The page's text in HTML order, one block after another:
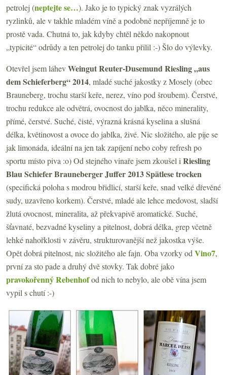
petrolej (neptejte se…). Jako je to typický znak vyzrálých
ryzlinků, ale v takhle mladém víně a podobně nepříjemně je to
prostě vada. Chutná to, jak kdyby chtěl někdo nakopnout
„typicité“ odrůdy a ten petrolej do tanku přilil :-) Šlo do výlevky.
Otevřel jsem láhevWeingut Reuter-Dusemund Riesling „aus
dem Schieferberg“ 2014, mladé suché jakostky z Mosely (obec
Brauneberg, trochu starší keře, nerez, víno pod šroubem). Čerstvé,
trochu redukce ale odvětrá, ovocnost do jablka, něco minerality,
přímé, čerstvé. Suché, čisté, výrazná krásná kyselina a slušná
délka, květinovost a ovoce do jablka, živé. Nic složitého, ale pije se
jak limonáda, ideální na jen tak zapíjení nebo coby refresh po
sportu místo piva :o) Od stejného vinaře jsem zkoušel i Riesling
Blau Schiefer Brauneberger Juffer 2013Spätlese trocken
(specifická poloha s modrou břidlicí, starší keře, snad velké dřevěné
sudy, uzavřeno korkem). Čerstvé, mladé ale lehce medovost, sladší
žlutá ovocnost, mineralita, až překvapivě aromatické. Suché,
šťavnaté, bezvadné kyseliny a pitelnost, dobrá délka, grep včetně
lehké nahořklosti v závěru, strukturovanější než jakostka výše.
Opět dobrá pitelnost, nic složitého ale fajn. Oba vzorky od Vino7,
první za sto pade a druhý dvě stovky. Tak dobré jako
pravokořenný Rebenhofod nich to nebylo, ale obě vína jsem
vypil s chutí :-)